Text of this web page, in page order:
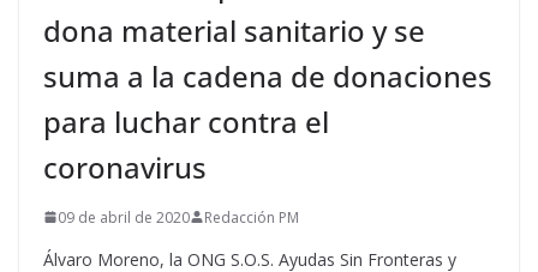
dona material sanitario y se
suma a la cadena de donaciones
para luchar contra el
coronavirus
09 de abril de 2020 Redacción PM
Álvaro Moreno, la ONG S.O.S. Ayudas Sin Fronteras y